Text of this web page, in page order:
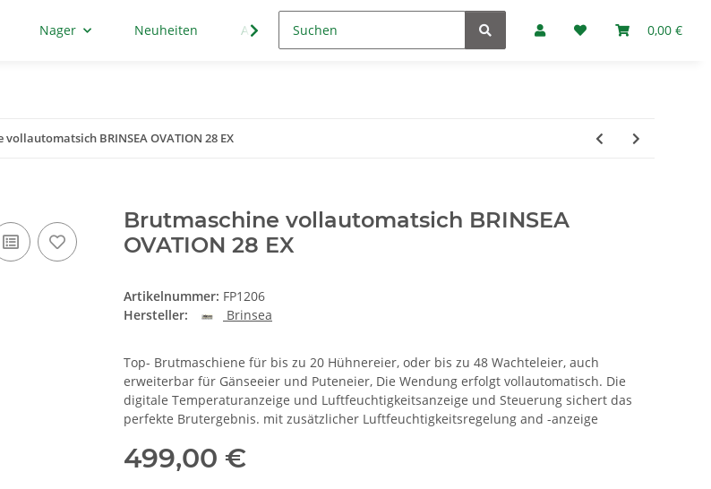
0,00 €
Nager Neuheiten Aktion Marken
BRINSEA OVATION 28 EX
Brutmaschine vollautomatsich BRINSEA
OVATION 28 EX
Artikelnummer: FP1206
Hersteller:
Brinsea
Top- Brutmaschiene für bis zu 20 Hühnereier, oder bis zu 48 Wachteleier, auch
erweiterbar für Gänseeier und Puteneier, Die Wendung erfolgt vollautomatisch. Die
digitale Temperaturanzeige und Luftfeuchtigkeitsanzeige und Steuerung sichert das
perfekte Brutergebnis. mit zusätzlicher Luftfeuchtigkeitsregelung and -anzeige
499,00 €